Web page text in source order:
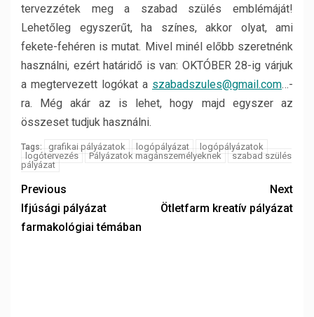
tervezzétek meg a szabad szülés emblémáját!
Lehetőleg egyszerűt, ha színes, akkor olyat, ami
fekete-fehéren is mutat. Mivel minél előbb szeretnénk
használni, ezért határidő is van: OKTÓBER 28-ig várjuk
a megtervezett logókat a szabadszules@gmail.com…-
ra. Még akár az is lehet, hogy majd egyszer az
összeset tudjuk használni.
Tags: grafikai pályázatok logópályázat
logópályázatok
logótervezés
Pályázatok magánszemélyeknek
szabad szülés
pályázat
Previous
Ifjúsági pályázat
farmakológiai témában
Next
Ötletfarm kreatív pályázat